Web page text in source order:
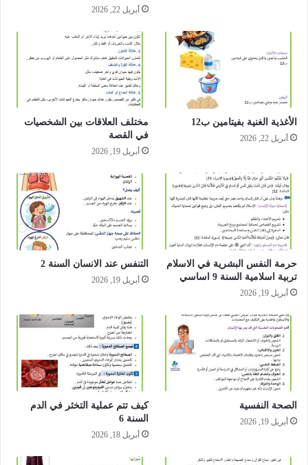
أبريل 22, 2026
الأغذية الغنية بفيتامين ب12
أبريل 22, 2026
مختلف العلاقات بين الشخصيات
في القصة
أبريل 19, 2026
حرمة النفس البشرية في الاسلام
تربية اسلامية السنة 9 اساسي
أبريل 19, 2026
التنفس عند الانسان السنة 2
أبريل 19, 2026
الصحة النفسية
أبريل 19, 2026
كيف تتم عملية التخثر في الدم
السنة 6
أبريل 18, 2026